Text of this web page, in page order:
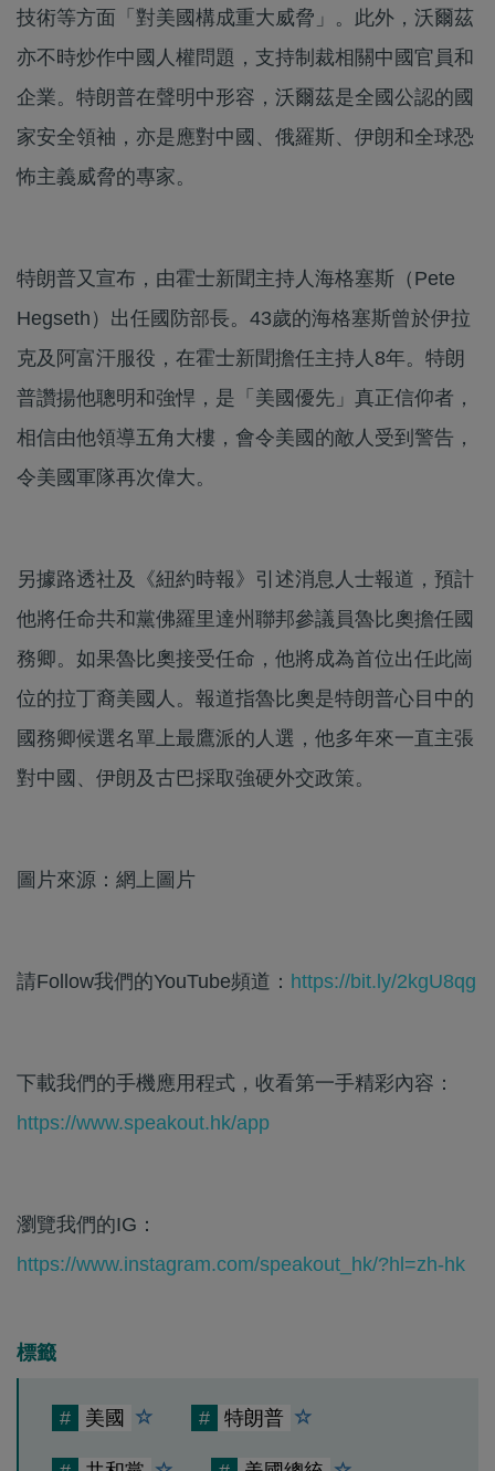
技術等方面「對美國構成重大威脅」。此外，沃爾茲
亦不時炒作中國人權問題，支持制裁相關中國官員和
企業。特朗普在聲明中形容，沃爾茲是全國公認的國
家安全領袖，亦是應對中國、俄羅斯、伊朗和全球恐
怖主義威脅的專家。
特朗普又宣布，由霍士新聞主持人海格塞斯（Pete
Hegseth）出任國防部長。43歲的海格塞斯曾於伊拉
克及阿富汗服役，在霍士新聞擔任主持人8年。特朗
普讚揚他聰明和強悍，是「美國優先」真正信仰者，
相信由他領導五角大樓，會令美國的敵人受到警告，
令美國軍隊再次偉大。
另據路透社及《紐約時報》引述消息人士報道，預計
他將任命共和黨佛羅里達州聯邦參議員魯比奧擔任國
務卿。如果魯比奧接受任命，他將成為首位出任此崗
位的拉丁裔美國人。報道指魯比奧是特朗普心目中的
國務卿候選名單上最鷹派的人選，他多年來一直主張
對中國、伊朗及古巴採取強硬外交政策。
圖片來源：網上圖片
請Follow我們的YouTube頻道： https://bit.ly/2kgU8qg
下載我們的手機應用程式，收看第一手精彩內容：
https://www.speakout.hk/app
瀏覽我們的IG：
https://www.instagram.com/speakout_hk/?hl=zh-hk
標籤
# 美國 # 特朗普